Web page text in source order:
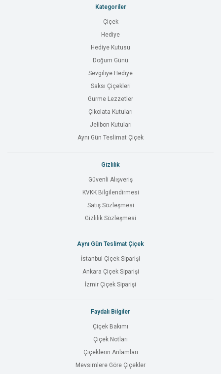
Kategoriler
Çiçek
Hediye
Hediye Kutusu
Doğum Günü
Sevgiliye Hediye
Saksı Çiçekleri
Gurme Lezzetler
Çikolata Kutuları
Jelibon Kutuları
Aynı Gün Teslimat Çiçek
Gizlilik
Güvenli Alışveriş
KVKK Bilgilendirmesi
Satış Sözleşmesi
Gizlilik Sözleşmesi
Aynı Gün Teslimat Çiçek
İstanbul Çiçek Siparişi
Ankara Çiçek Siparişi
İzmir Çiçek Siparişi
Faydalı Bilgiler
Çiçek Bakımı
Çiçek Notları
Çiçeklerin Anlamları
Mevsimlere Göre Çiçekler